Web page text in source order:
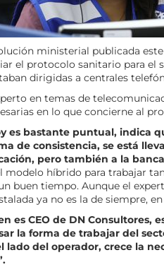
ministerial publicada
el protocolo sanitario para el
dirigidas a centrales
en temas de
en lo que concierne al
es bastante puntual, indica
de consistencia, se está
pero también a la
modelo híbrido para trabajar
buen tiempo. Aunque el
ya no es la de siempre,
es CEO de DN Consultores,
la forma de trabajar del
lado del operador, crece la